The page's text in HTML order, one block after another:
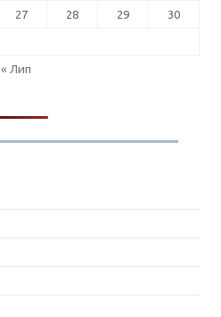
27 28 29 30
« Лип